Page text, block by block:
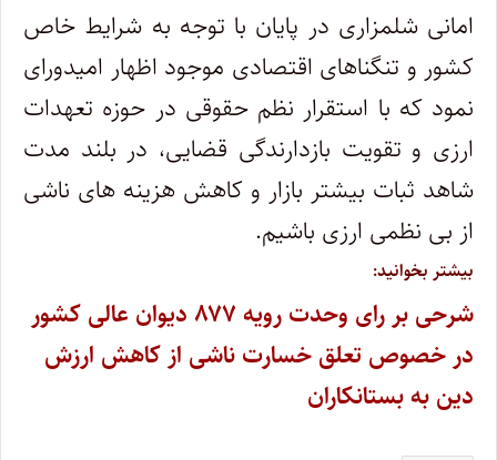
امانی شلمزاری در پایان با توجه به شرایط خاص
کشور و تنگناهای اقتصادی موجود اظهار امیدورای
نمود که با استقرار نظم حقوقی در حوزه تعهدات
ارزی و تقویت بازدارندگی قضایی، در بلند مدت
شاهد ثبات بیشتر بازار و کاهش هزینه های ناشی
از بی نظمی ارزی باشیم.
بیشتر بخوانید:
شرحی بر رای وحدت رویه ۸۷۷ دیوان عالی کشور
در خصوص تعلق خسارت ناشی از کاهش ارزش
دین به بستانکاران